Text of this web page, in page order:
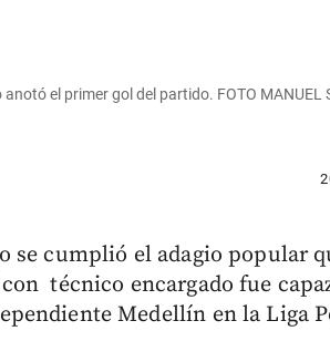
anotó el primer gol del partido. FOTO MANUEL
se cumplió el adagio popular
técnico encargado fue
Medellín en la Liga